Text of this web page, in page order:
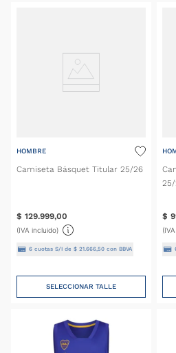
HOMBRE
Camiseta Básquet Titular 25/26
$ 129.999,00
(IVA incluido)
6 cuotas S/I de$ 21 .666 ,50 con BBVA
SELECCIONAR TALLE
$